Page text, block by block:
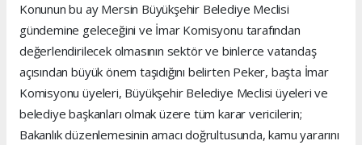
Konunun bu ay Mersin Büyükşehir Belediye Meclisi
gündemine geleceğini ve İmar Komisyonu tarafından
değerlendirilecek olmasının sektör ve binlerce vatandaş
açısından büyük önem taşıdığını belirten Peker, başta İmar
Komisyonu üyeleri, Büyükşehir Belediye Meclisi üyeleri ve
belediye başkanları olmak üzere tüm karar vericilerin;
Bakanlık düzenlemesinin amacı doğrultusunda, kamu yararını